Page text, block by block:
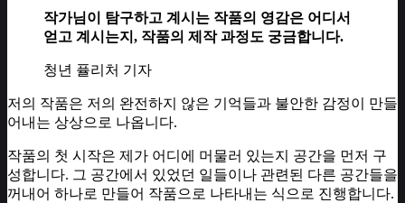
작가님이 탐구하고 계시는 작품의 영감은 어디서
얻고 계시는지, 작품의 제작 과정도 궁금합니다.
청년 퓰리처 기자
저의 작품은 저의 완전하지 않은 기억들과 불안한 감정이 만들
어내는 상상으로 나옵니다.
작품의 첫 시작은 제가 어디에 머물러 있는지 공간을 먼저 구
성합니다. 그 공간에서 있었던 일들이나 관련된 다른 공간들을
꺼내어 하나로 만들어 작품으로 나타내는 식으로 진행합니다.